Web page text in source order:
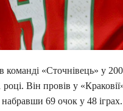
«Сточнівець» у
Він провів у
69 очок у 48 іграх.